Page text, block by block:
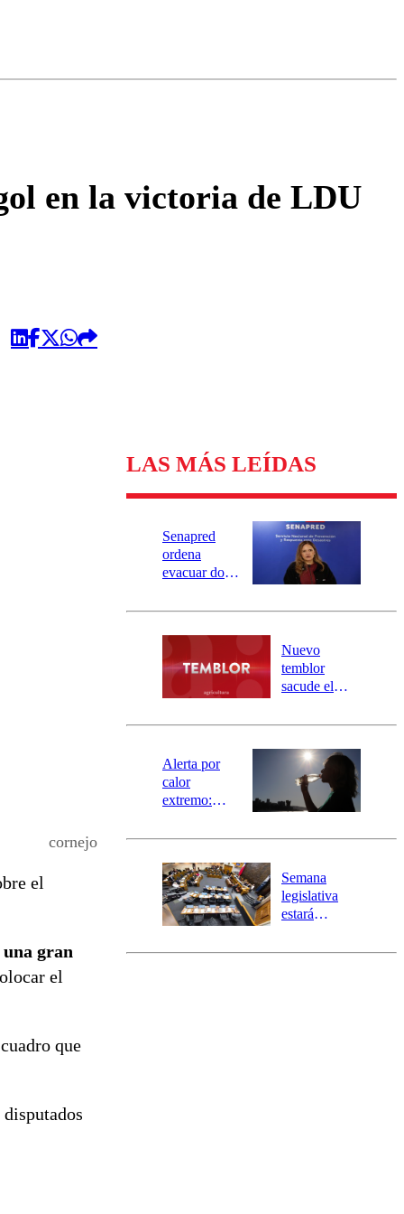
en la victoria de LDU
cornejo
el
gran
el
que
LAS MÁS LEÍDAS
Senapred
ordena
evacuar dos
Carahue por
río Damas:
activa
mensajería
SAE
Nuevo
temblor
sacude el
revisa la
epicentro
Alerta por
calor
extremo:
activa Alerta
Preventiva en
tres comunas
Semana
legislativa
estará
el fin de la